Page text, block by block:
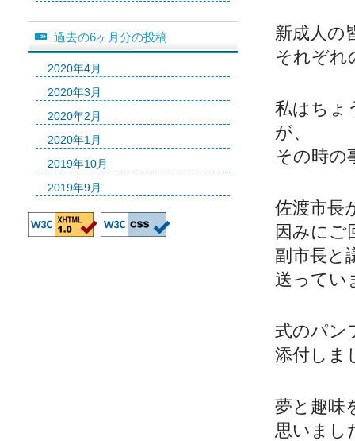
新成人の
それぞれ
私はちょ
が、
その時の
佐渡市長
因みにご
副市長と
送ってい
式のパン
添付しま
夢と趣味
思いまし
過去の6ヶ月分の投稿
2020年4月
2020年3月
2020年2月
2020年1月
2019年10月
2019年9月